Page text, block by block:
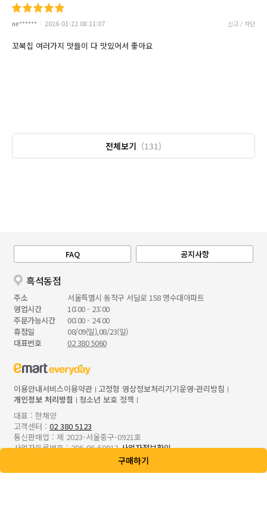
ne****** 2026-01-22 08:11:07 신고 / 차단
꼬북칩 여러가지 맛들이 다 맛있어서 좋아요
전체보기 (131)
구매하기
FAQ 공지사항
흑석동점
주소
서울특별시 동작구 서달로 158 명수대아파트
영업시간
10:00 - 23:00
주문가능시간
00:00 - 24:00
휴점일
08/09(일),08/23(일)
대표번호
02 380 5060
이용안내서비스이용약관 고정형 영상정보처리기기운영·관리방침
개인정보 처리방침
청소년 보호 정책
대표 : 한채양
고객센터 : 02 380 5123
통신판매업 : 제 2023-서울중구-0921호
사업자등록번호 : 206-86-50913사업자정보확인
본사 : 서울특별시 성동구 성수일로 56, 8/9/10층
ecrt.emarteveryday.co.kr